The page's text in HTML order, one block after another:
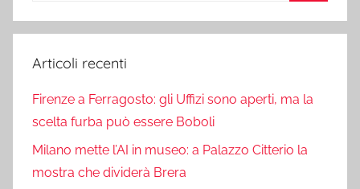
Articoli recenti
Firenze a Ferragosto: gli Uffizi sono aperti, ma la
scelta furba può essere Boboli
Milano mette l’AI in museo: a Palazzo Citterio la
mostra che dividerà Brera